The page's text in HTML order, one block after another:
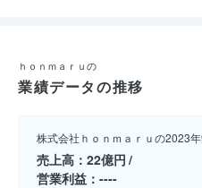
ｈｏｎｍａｒｕの
業績データの推移
株式会社ｈｏｎｍａｒｕの2023
売上高
22億円
営業利益
----